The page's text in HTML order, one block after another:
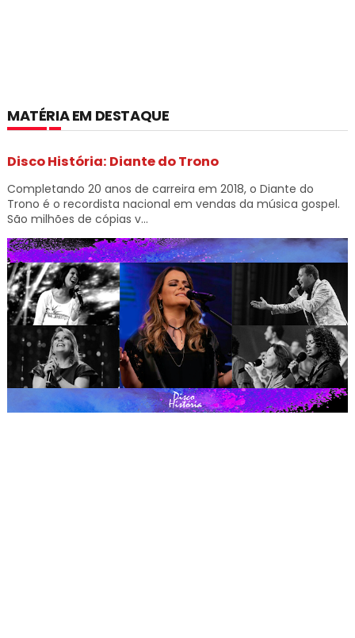
MATÉRIA EM DESTAQUE
Disco História: Diante do Trono
Completando 20 anos de carreira em 2018, o Diante do
Trono é o recordista nacional em vendas da música gospel.
São milhões de cópias v...